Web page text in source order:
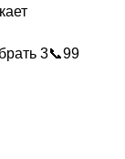
3📞99